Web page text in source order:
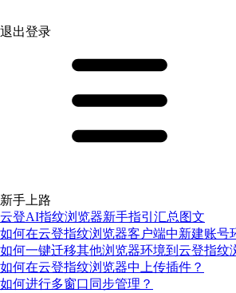
退出登录
新手上路
云登AI指纹浏览器新手指引汇总图文
如何在云登指纹浏览器客户端中新建账号
如何一键迁移其他浏览器环境到云登指纹
如何在云登指纹浏览器中上传插件？
如何进行多窗口同步管理？